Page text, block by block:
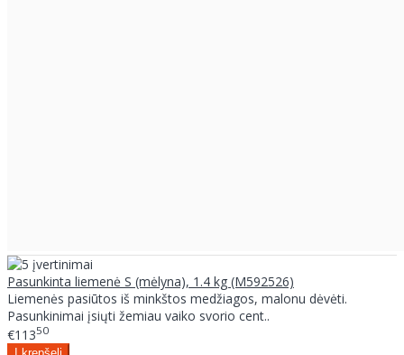
Pasunkinta liemenė S (mėlyna), 1.4 kg (M592526)
Liemenės pasiūtos iš minkštos medžiagos, malonu dėvėti.
Pasunkinimai įsiųti žemiau vaiko svorio cent..
€11350